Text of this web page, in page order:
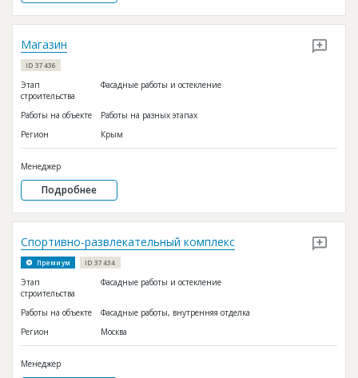
ID 37436
Магазин
Этап
строительства
Фасадные работы и остекление
Работы на объекте
Работы на разных этапах
Регион
Крым
Менеджер
Подробнее
Премиум ID 37434
Спортивно-развлекательный комплекс
Этап
строительства
Фасадные работы и остекление
Работы на объекте
Фасадные работы, внутренняя отделка
Регион
Москва
Менеджер